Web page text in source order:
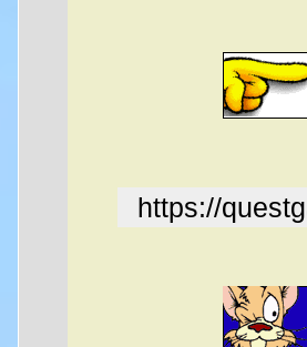
https://